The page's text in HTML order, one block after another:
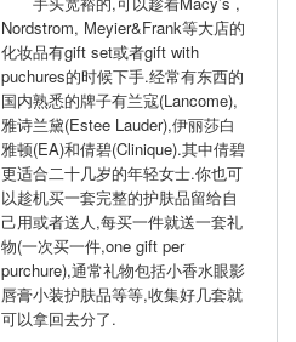
Nordstrom, Meyier&Frank等大店的
化妆品有gift set或者gift with
puchures的时候下手.经常有东西的
国内熟悉的牌子有兰寇(Lancome),
雅诗兰黛(Estee Lauder),伊丽莎白
雅顿(EA)和倩碧(Clinique).其中倩碧
更适合二十几岁的年轻女士.你也可
以趁机买一套完整的护肤品留给自
己用或者送人,每买一件就送一套礼
物(一次买一件,one gift per
purchure),通常礼物包括小香水眼影
唇膏小装护肤品等等,收集好几套就
可以拿回去分了.